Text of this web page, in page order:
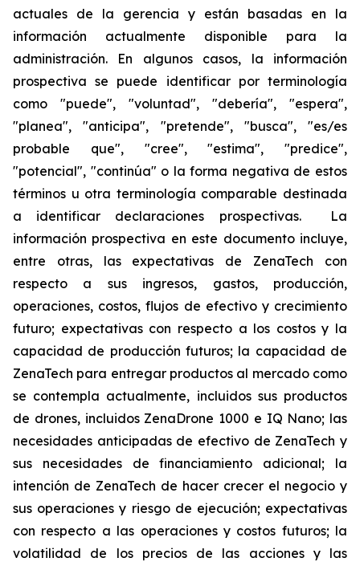
actuales de la gerencia y están basadas en la
información actualmente disponible para la
administración. En algunos casos, la información
prospectiva se puede identificar por terminología
como "puede", "voluntad", "debería", "espera",
"planea", "anticipa", "pretende", "busca", "es/es
probable que", "cree", "estima", "predice",
"potencial", "continúa" o la forma negativa de estos
términos u otra terminología comparable destinada
a identificar declaraciones prospectivas. La
información prospectiva en este documento incluye,
entre otras, las expectativas de ZenaTech con
respecto a sus ingresos, gastos, producción,
operaciones, costos, flujos de efectivo y crecimiento
futuro; expectativas con respecto a los costos y la
capacidad de producción futuros; la capacidad de
ZenaTech para entregar productos al mercado como
se contempla actualmente, incluidos sus productos
de drones, incluidos ZenaDrone 1000 e IQ Nano; las
necesidades anticipadas de efectivo de ZenaTech y
sus necesidades de financiamiento adicional; la
intención de ZenaTech de hacer crecer el negocio y
sus operaciones y riesgo de ejecución; expectativas
con respecto a las operaciones y costos futuros; la
volatilidad de los precios de las acciones y las